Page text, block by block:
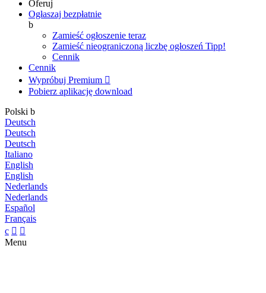
Oferuj
Ogłaszaj bezpłatnie
b
Zamieść ogłoszenie teraz
Zamieść nieograniczoną liczbę ogłoszeń Tipp!
Cennik
Cennik
Wypróbuj Premium 
Pobierz aplikację download
Polski b
Deutsch
Deutsch
Deutsch
Italiano
English
English
Nederlands
Nederlands
Español
Français
c  
Menu